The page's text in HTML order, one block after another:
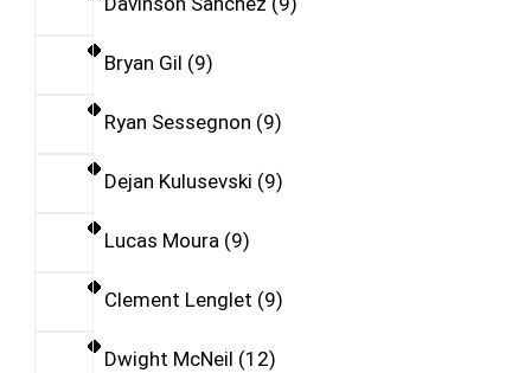
Bryan Gil 9
Ryan Sessegnon 9
Dejan Kulusevski 9
Lucas Moura 9
Clement Lenglet 9
Dwight McNeil 12